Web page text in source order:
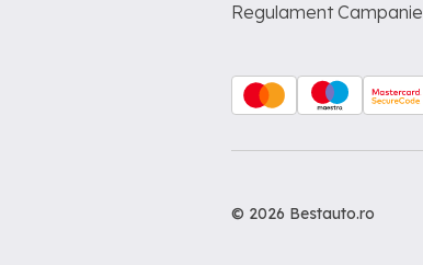
Regulament Campanie
© 2026 Bestauto.ro